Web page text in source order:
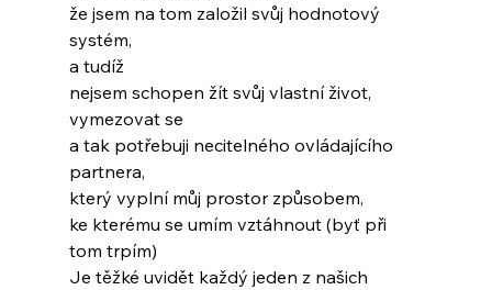
že jsem na tom založil svůj hodnotový
systém,
a tudíž
nejsem schopen žít svůj vlastní život,
vymezovat se
a tak potřebuji necitelného ovládajícího
partnera,
který vyplní můj prostor způsobem,
ke kterému se umím vztáhnout (byť při
tom trpím)
Je těžké uvidět každý jeden z našich